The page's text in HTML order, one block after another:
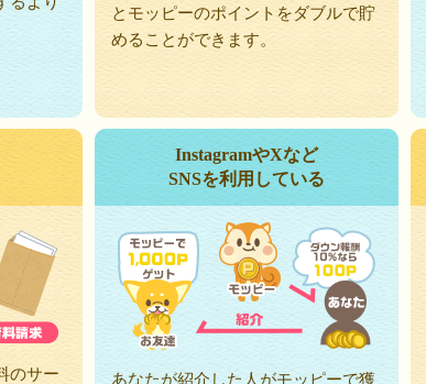
とモッピーのポイントをダブルで貯
めることができます。
のサー
InstagramやXなど
SNSを利用している
あなたが紹介した人がモッピーで獲